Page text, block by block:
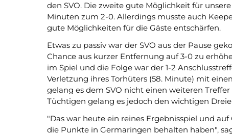
den SVO. Die zweite gute Möglichkeit für
Minuten zum 2-0. Allerdings musste auch
gute Möglichkeiten für die Gäste entschärfen.
Etwas zu passiv war der SVO aus der Pause
Chance aus kurzer Entfernung auf 3-0 zu
im Spiel und die Folge war der 1-2
Verletzung ihres Torhüters (58. Minute) mit
gelang es dem SVO nicht einen weiteren
Tüchtigen gelang es jedoch den wichtigen
"Das war heute ein reines Ergebnisspiel und
die Punkte in Germaringen behalten haben",
Navigation
überspringen